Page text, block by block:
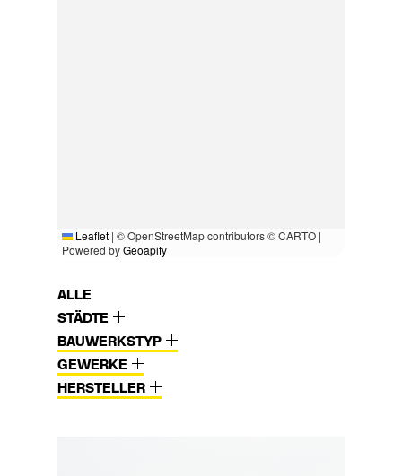
Leaflet | © OpenStreetMap contributors © CARTO |
Powered byGeoapify
ALLE
STÄDTE
BAUWERKSTYP
GEWERKE
HERSTELLER